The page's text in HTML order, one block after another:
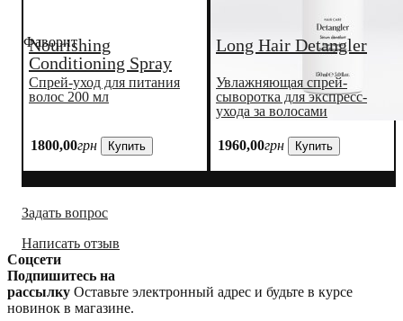
Фаворит
Nourishing
Conditioning Spray
Спрей-уход для питания
волос 200 мл
1800,00грн Купить
Long Hair Detangler
Увлажняющая спрей-
сыворотка для экспресс-
ухода за волосами
1960,00грн Купить
Задать вопрос
Написать отзыв
Соцсети
Подпишитесь на
рассылку Оставьте электронный адрес и будьте в курсе
новинок в магазине.